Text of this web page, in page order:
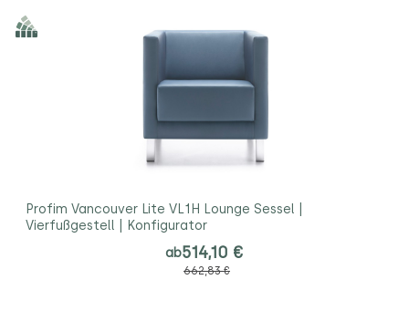
Profim Vancouver Lite VL1H Lounge Sessel |
Vierfußgestell | Konfigurator
ab514,10 €
662,83 €